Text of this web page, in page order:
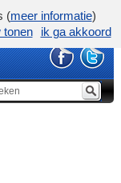
(meer informatie)
tonen
ik ga akkoord